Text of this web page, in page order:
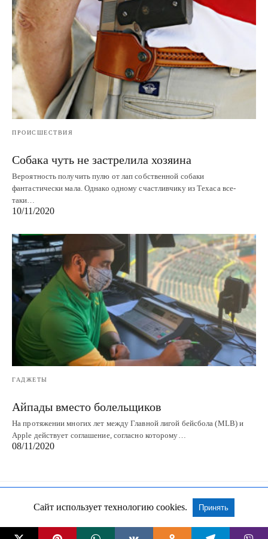
ПРОИСШЕСТВИЯ
Собака чуть не застрелила хозяина
Вероятность получить пулю от лап собственной собаки
фантастически мала. Однако одному счастливчику из Техаса все-
таки…
10/11/2020
ГАДЖЕТЫ
Айпады вместо болельщиков
На протяжении многих лет между Главной лигой бейсбола (MLB) и
Apple действует соглашение, согласно которому…
08/11/2020
Все права сохранены Посмотреть Non-AMP версию
Сайт использует технологию cookies. Принять